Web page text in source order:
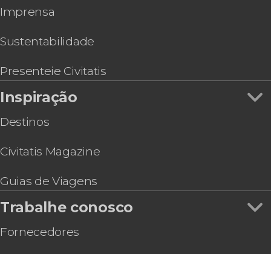
Imprensa
Sustentabilidade
Presenteie Civitatis
Inspiração
Destinos
Civitatis Magazine
Guias de Viagens
Trabalhe conosco
Fornecedores